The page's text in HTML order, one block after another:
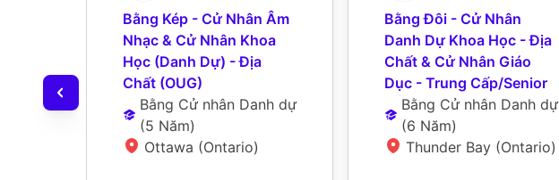
Bằng Kép - Cử Nhân Âm
Nhạc & Cử Nhân Khoa
Học (Danh Dự) - Địa
Chất (OUG)
Bằng Cử nhân Danh dự
(5 Năm)
Ottawa (Ontario)
Bằng Đôi - Cử Nhân
Danh Dự Khoa Học - Địa
Chất & Cử Nhân Giáo
Dục - Trung Cấp/Senior
Bằng Cử nhân Danh dự
(6 Năm)
Thunder Bay (Ontario)